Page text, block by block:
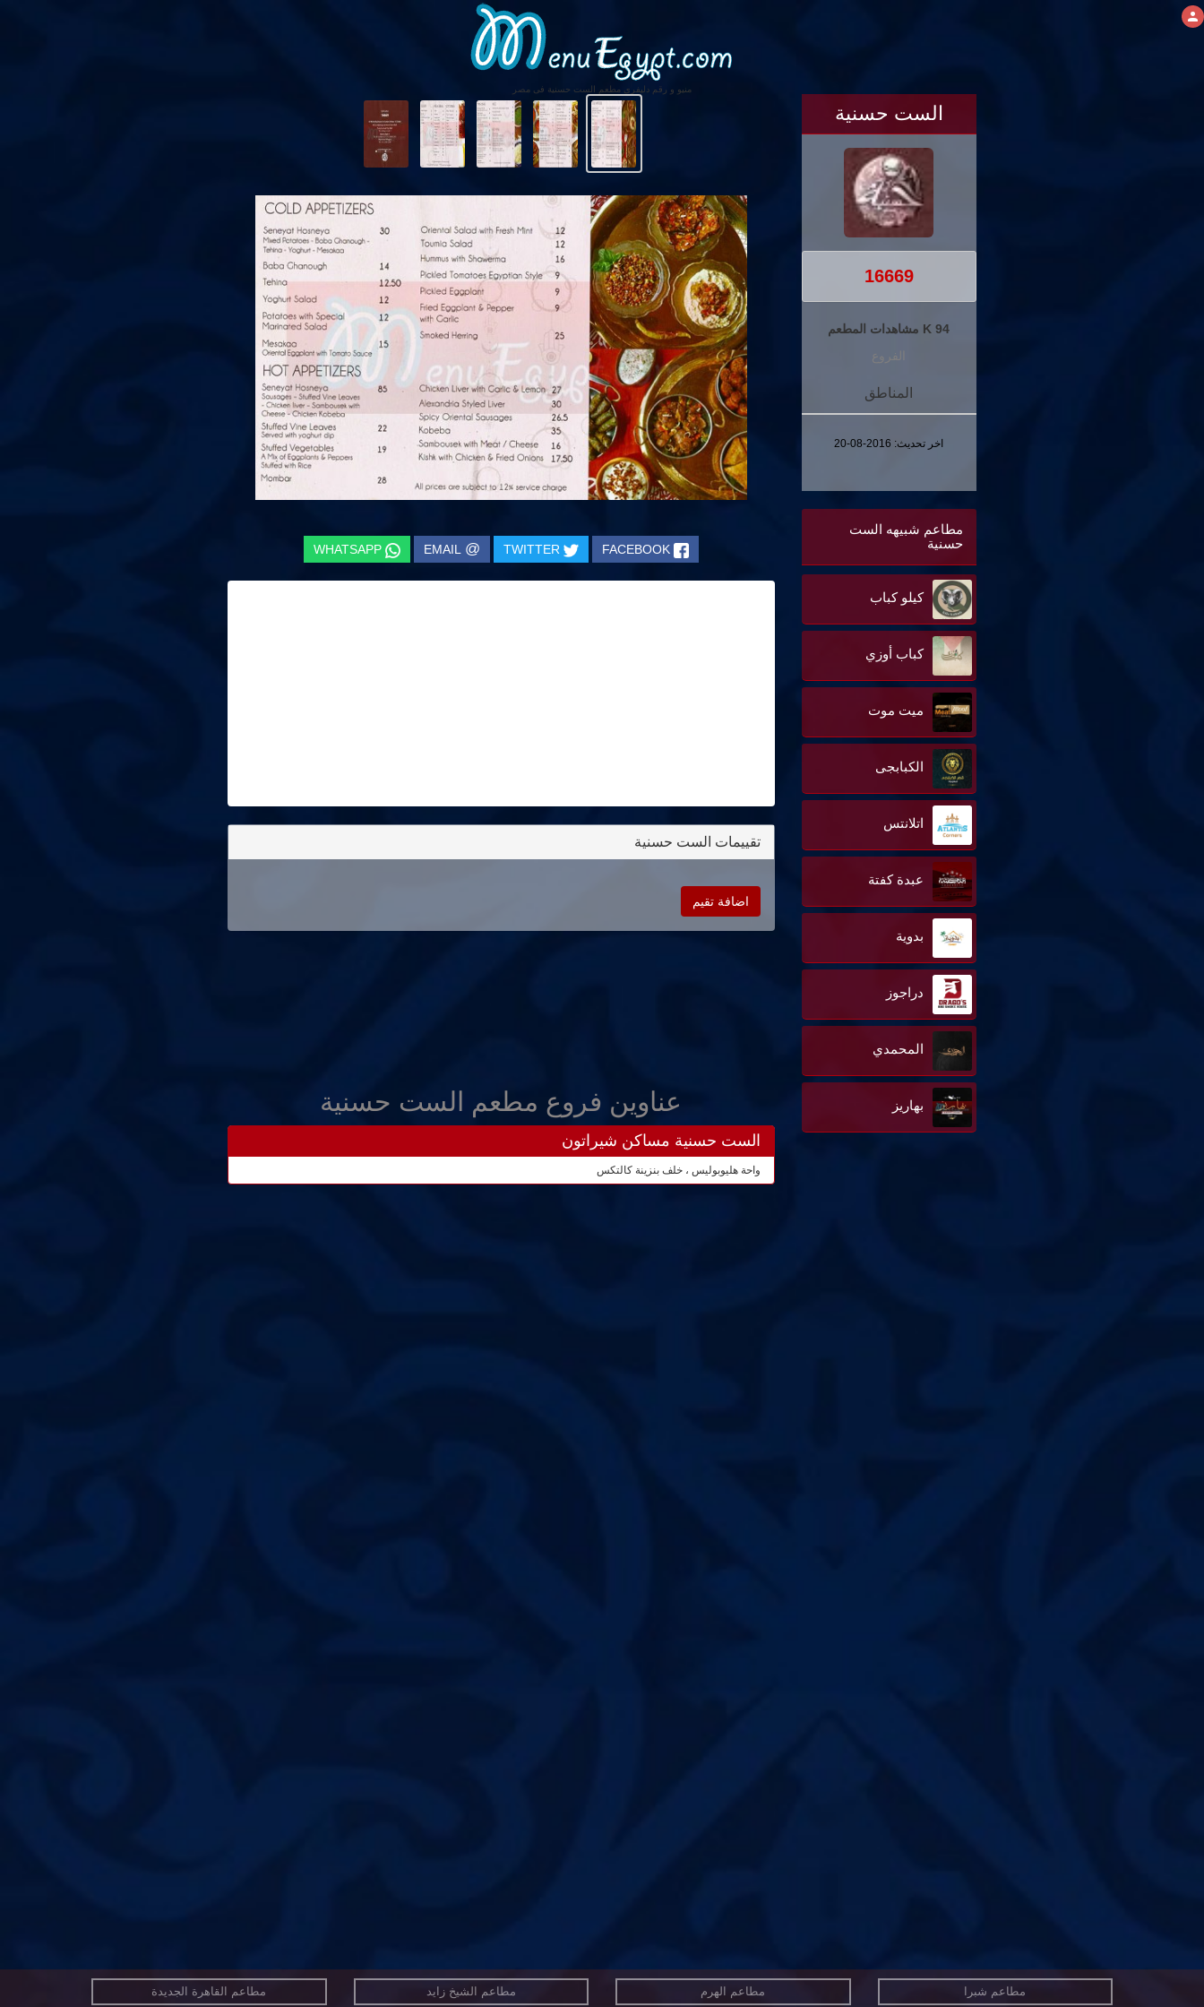
منيو و رقم دليفرى مطعم الست حسنية فى مصر
الست حسنية
16669
94 K مشاهدات المطعم
الفروع
المناطق
اخر تحديث: 2016-08-20
مطاعم شبيهه الست
حسنية
كيلو كباب
كباب أوزي
ميت موت
الكبابجى
اتلانتس
عبدة كفتة
بدوية
دراجوز
المحمدي
بهاريز
FACEBOOK
TWITTER
@
EMAIL
WHATSAPP
تقييمات الست حسنية
اضافة تقيم
عناوين فروع مطعم الست حسنية
الست حسنية مساكن شيراتون
واحة هليوبوليس ، خلف بنزينة كالتكس
مطاعم شبرا مطاعم الهرم مطاعم الشيخ زايد مطاعم القاهرة الجديدة